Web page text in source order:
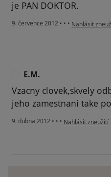
je PAN DOKTOR.
9. července 2012 • • • podle názoru
Nahlásit
E.M.
Vzacny clovek,skvely
jeho zamestnani take
9. dubna 2012 • • • podle názoru
Nahlásit zneužití